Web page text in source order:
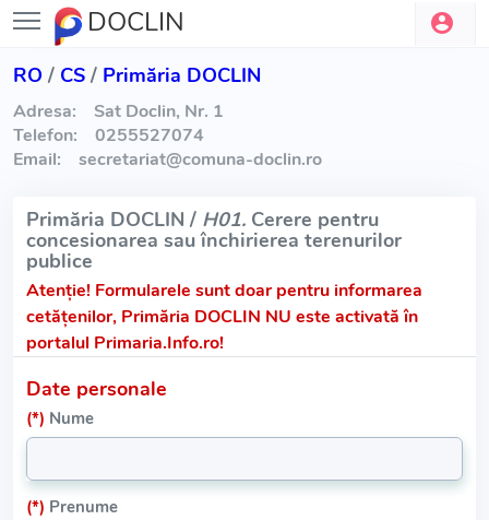
DOCLIN
RO / CS / Primăria DOCLIN
Adresa:
Sat Doclin, Nr. 1
Telefon:
0255527074
Email:
secretariat@comuna-doclin.ro
Primăria DOCLIN / H01. Cerere pentru
concesionarea sau închirierea terenurilor
publice
Atenție! Formularele sunt doar pentru informarea
cetățenilor, Primăria DOCLIN NU este activată în
portalul Primaria.Info.ro!
Date personale
(*) Nume
(*) Prenume